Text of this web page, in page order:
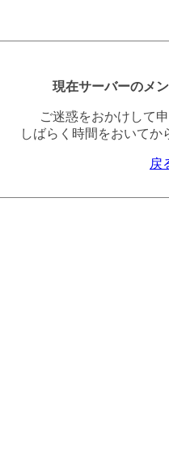
現在サーバーのメ
ご迷惑をおかけして
しばらく時間をおいてか
戻